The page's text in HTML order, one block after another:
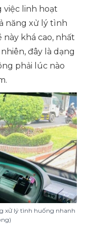
việc linh hoạt
năng xử lý tình
khá cao, nhất
đây là dạng
phải lúc nào
xử lý tình huống nhanh